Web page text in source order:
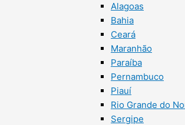
Alagoas
Bahia
Ceará
Maranhão
Paraíba
Pernambuco
Piauí
Rio Grande do
Sergipe